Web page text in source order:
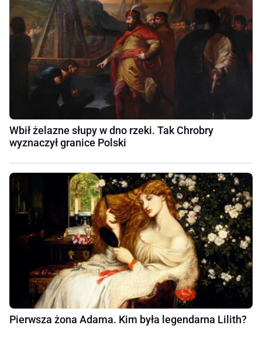
Wbił żelazne słupy w dno rzeki. Tak Chrobry
wyznaczył granice Polski
Pierwsza żona Adama. Kim była legendarna Lilith?